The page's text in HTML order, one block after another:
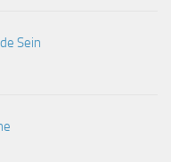
Sein